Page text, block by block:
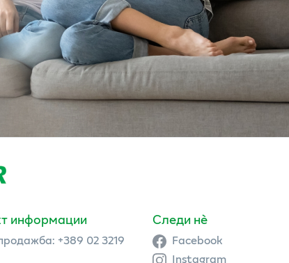
информации
+389 02 3219
Следи нè
Facebook
Instagram